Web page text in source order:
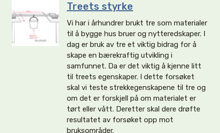
Treets styrke
Vi har i århundrer brukt tre som materialer
til å bygge hus bruer og nytteredskaper. I
dag er bruk av tre et viktig bidrag for å
skape en bærekraftig utvikling i
samfunnet. Da er det viktig å kjenne litt
til treets egenskaper. I dette forsøket
skal vi teste strekkegenskapene til tre og
om det er forskjell på om materialet er
tørt eller vått. Deretter skal dere drøfte
resultatet av forsøket opp mot
bruksområder.